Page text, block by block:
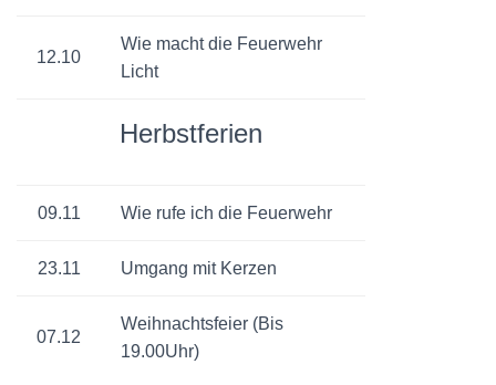
12.10
Wie macht die Feuerwehr
Licht
Herbstferien
09.11 Wie rufe ich die Feuerwehr
23.11 Umgang mit Kerzen
07.12
Weihnachtsfeier (Bis
19.00Uhr)